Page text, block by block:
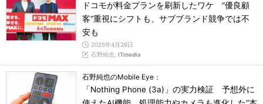
ドコモが料金プランを刷新したワケ “優良顧
客”重視にシフトも、サブブランド競争では不
安も
2025年4月26日
石野純也, ITmedia
石野純也のMobile Eye：
「Nothing Phone (3a)」の実力検証 予想外に